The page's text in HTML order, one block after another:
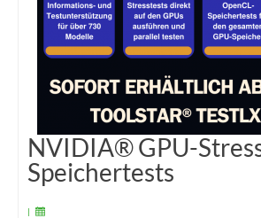
NVIDIA® GPU-
Speichertests